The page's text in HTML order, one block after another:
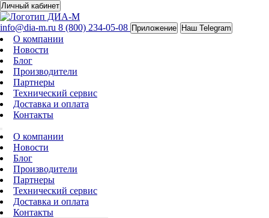
Личный кабинет
info@dia-m.ru 8 (800) 234-05-08 Приложение Наш Telegram
О компании
Новости
Блог
Производители
Партнеры
Технический сервис
Доставка и оплата
Контакты
О компании
Новости
Блог
Производители
Партнеры
Технический сервис
Доставка и оплата
Контакты